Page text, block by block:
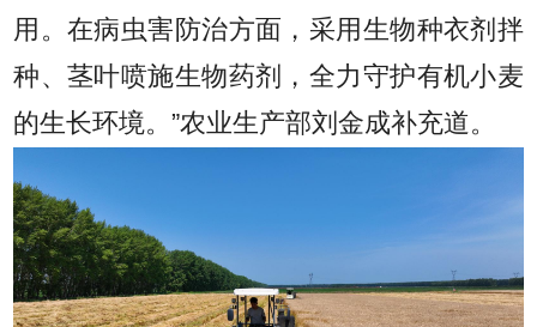
用。在病虫害防治方面，采用生物种衣剂拌
种、茎叶喷施生物药剂，全力守护有机小麦
的生长环境。”农业生产部刘金成补充道。